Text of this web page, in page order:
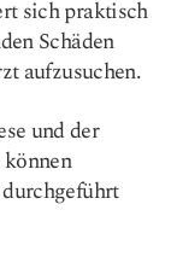
sich praktisch
Schäden
aufzusuchen.
und der